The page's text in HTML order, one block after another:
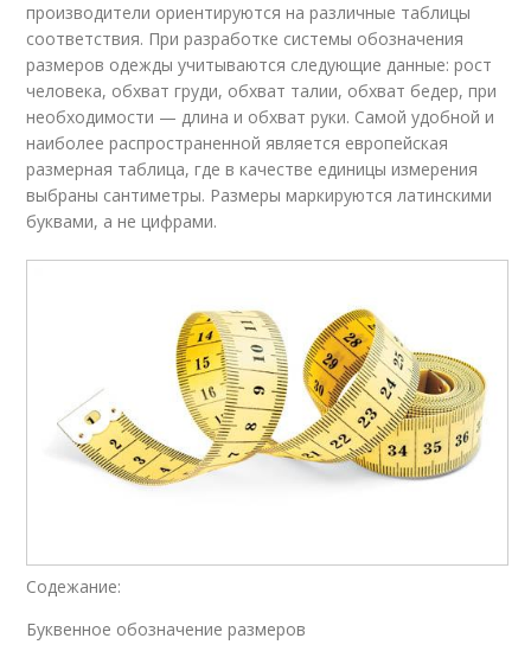
производители ориентируются на различные таблицы
соответствия. При разработке системы обозначения
размеров одежды учитываются следующие данные: рост
человека, обхват груди, обхват талии, обхват бедер, при
необходимости — длина и обхват руки. Самой удобной и
наиболее распространенной является европейская
размерная таблица, где в качестве единицы измерения
выбраны сантиметры. Размеры маркируются латинскими
буквами, а не цифрами.
Содежание:
Буквенное обозначение размеров